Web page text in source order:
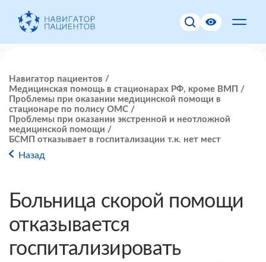
Навигатор пациентов
Медицинская помощь в стационарах РФ, кроме ВМП
Проблемы при оказании медицинской помощи в
стационаре по полису ОМС
Проблемы при оказании экстренной и неотложной
медицинской помощи
БСМП отказывает в госпитализации т.к. нет мест
Назад
Больница скорой помощи
отказывается
госпитализировать